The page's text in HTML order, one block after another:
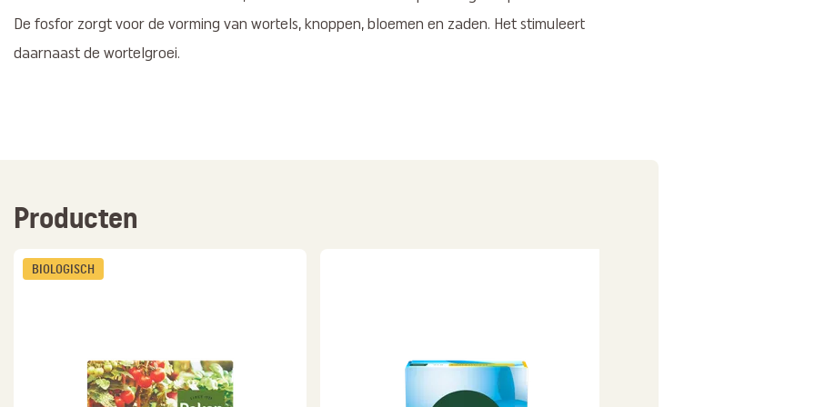
De fosfor zorgt voor de vorming van wortels, knoppen, bloemen en zaden. Het stimuleert
daarnaast de wortelgroei.
Producten
BIOLOGISCH